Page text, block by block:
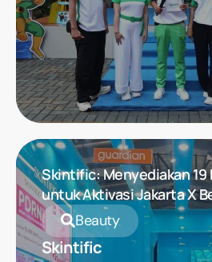
Skintific: Menyediakan
untuk Aktivasi Jakarta X
Beauty
Skintific